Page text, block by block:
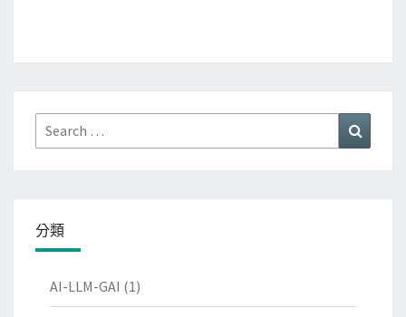
Search
for:
分類
AI-LLM-GAI (1)